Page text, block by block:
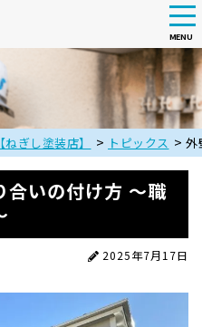
MENU
ぎし塗装店】 > トピックス > 外
合いの付け方 ～職
2025年7月17日